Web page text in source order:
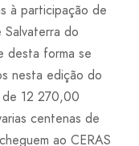
à participação de
do
desta forma se
nesta edição do
de 12 270,00
centenas de
ao CERAS